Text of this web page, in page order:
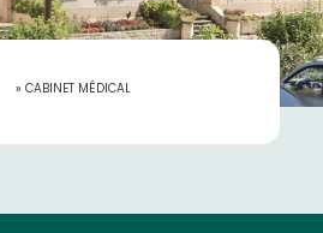
»CABINET MÉDICAL